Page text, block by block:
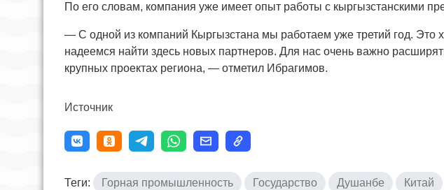
По его словам, компания уже имеет опыт работы с кыргызстанскими
— С одной из компаний Кыргызстана мы работаем уже третий год. Это
надеемся найти здесь новых партнеров. Для нас очень важно
крупных проектах региона, — отметил Ибрагимов.
Источник
Теги: Горная промышленность Государство Душанбе Китай